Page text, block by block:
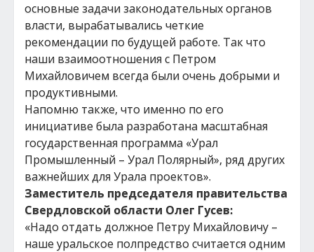
основные задачи законодательных органов
власти, вырабатывались четкие
рекомендации по будущей работе. Так что
наши взаимоотношения с Петром
Михайловичем всегда были очень добрыми и
продуктивными.
Напомню также, что именно по его
инициативе была разработана масштабная
государственная программа «Урал
Промышленный – Урал Полярный», ряд других
важнейших для Урала проектов».
Заместитель председателя правительства
Свердловской области Олег Гусев:
«Надо отдать должное Петру Михайловичу –
наше уральское полпредство считается одним